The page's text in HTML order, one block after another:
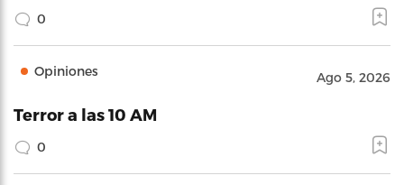
0
Opiniones Ago 5, 2026
Terror a las 10 AM
0